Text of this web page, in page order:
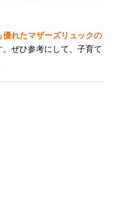
れたマザーズリュックの
。ぜひ参考にして、子育て